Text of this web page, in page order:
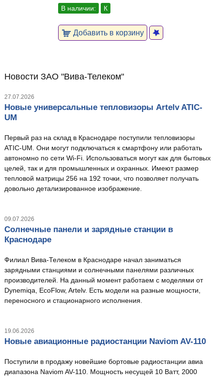
В наличии: К
Добавить в корзину
Новости ЗАО "Вива-Телеком"
27.07.2026
Новые универсальные тепловизоры Artelv ATIC-
UM
Первый раз на склад в Краснодаре поступили тепловизоры
ATIC-UM. Они могут подключаться к смартфону или работать
автономно по сети Wi-Fi. Использоваться могут как для бытовых
целей, так и для промышленных и охранных. Имеют размер
тепловой матрицы 256 на 192 точки, что позволяет получать
довольно детализированное изображение.
09.07.2026
Солнечные панели и зарядные станции в
Краснодаре
Филиал Вива-Телеком в Краснодаре начал заниматься
зарядными станциями и солнечными панелями различных
производителей. На данный момент работаем с моделями от
Dynemiqa, EcoFlow, Artelv. Есть модели на разные мощности,
переносного и стационарного исполнения.
19.06.2026
Новые авиационные радиостанции Naviom AV-110
Поступили в продажу новейшие бортовые радиостанции авиа
диапазона Naviom AV-110. Мощность несущей 10 Ватт, 2000